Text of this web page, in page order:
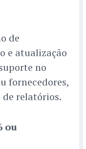
de
e atualização
no
fornecedores,
de relatórios.
ou